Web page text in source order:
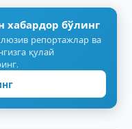
хабардор бўлинг
репортажлар ва
қулай